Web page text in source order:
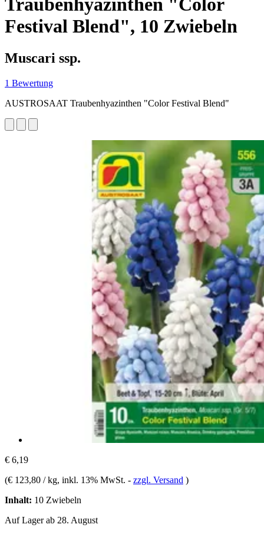
Traubenhyazinthen "Color
Festival Blend", 10 Zwiebeln
Muscari ssp.
1 Bewertung
AUSTROSAAT Traubenhyazinthen "Color Festival Blend"
€ 6,19
(€ 123,80 / kg, inkl. 13% MwSt. - zzgl. Versand )
Inhalt: 10 Zwiebeln
Auf Lager ab 28. August